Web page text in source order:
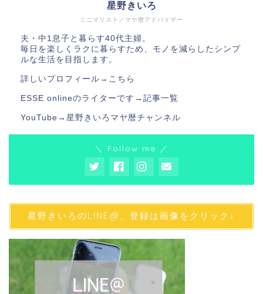
ミニマリスト／マヤ暦アドバイザー
星野きいろ
夫・中1息子と暮らす40代主婦。
毎日を楽しくラクに暮らすため、モノを減らしたシンプ
ルな生活を目指します。
詳しいプロフィール→ こちら
ESSE onlineのライターです→ 記事一覧
YouTube→ 星野きいろマヤ暦チャンネル
＼ Follow me ／
星野きいろのLINE@、登録は画像をクリック↓